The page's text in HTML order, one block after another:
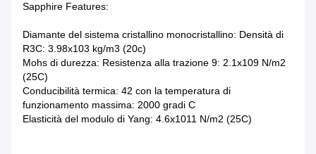
Sapphire Features:
Diamante del sistema cristallino monocristallino: Densità di
R3C: 3.98x103 kg/m3 (20c)
Mohs di durezza: Resistenza alla trazione 9: 2.1x109 N/m2
(25C)
Conducibilità termica: 42 con la temperatura di
funzionamento massima: 2000 gradi C
Elasticità del modulo di Yang: 4.6x1011 N/m2 (25C)